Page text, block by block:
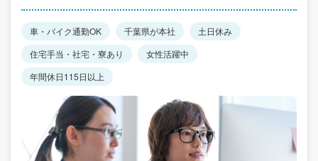
車・バイク通勤OK 千葉県が本社
土日休み
住宅手当・社宅・寮あり
女性活躍中
年間休日115日以上